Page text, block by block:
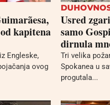
kapitena
Engleske,
ovog
Usred
samo
dirnula
Tri velika
Spokanea u
progutala...